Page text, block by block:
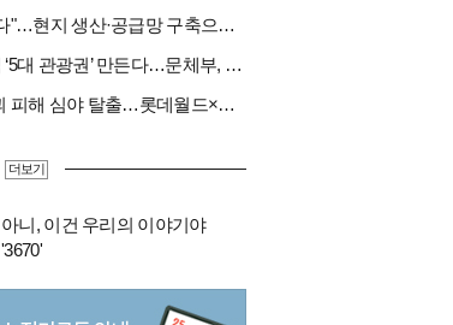
"팔고 끝 아니다"…현지 생산·공급망 구축으로 글로벌 진입장벽 돌파[다시 나는 K방산②]
지방공항 중심 ‘5대 관광권’ 만든다…문체부, 수요조사 착수
‘봉인해제’ 요괴 피해 심야 탈출…롯데월드×당근
아니, 이건 우리의 이야기야
'3670'
더보기